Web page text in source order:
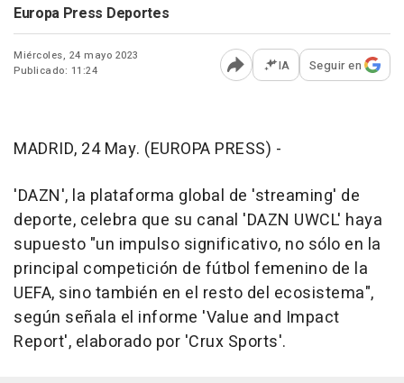
Europa Press Deportes
Miércoles, 24 mayo 2023
Publicado: 11:24
Abrir opciones para
IA Seguir en
MADRID, 24 May. (EUROPA PRESS) -
'DAZN', la plataforma global de 'streaming' de
deporte, celebra que su canal 'DAZN UWCL' haya
supuesto "un impulso significativo, no sólo en la
principal competición de fútbol femenino de la
UEFA, sino también en el resto del ecosistema",
según señala el informe 'Value and Impact
Report', elaborado por 'Crux Sports'.